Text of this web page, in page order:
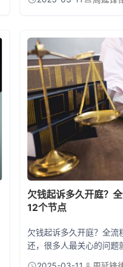
月，银行有权向法院申请
协商还款方案 逾期30天
收电话而玩失踪...
欠钱起诉多久开庭？
12个节点
欠钱起诉多久开庭？全流
还，很多人最关心的问题